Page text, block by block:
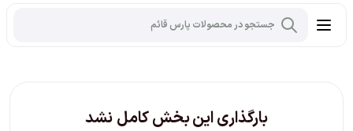
بارگذاری این بخش کامل نشد